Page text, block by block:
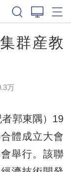
群産教
万
郭東隅）19
體成立大會
舉行。該聯